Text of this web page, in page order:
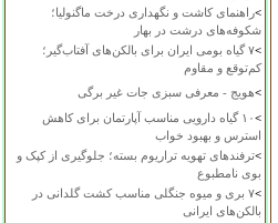
>راهنمای کاشت و نگهداری درخت ماگنولیا؛
شکوفه‌های درشت در بهار
>
۷ گیاه بومی ایران برای بالکن‌های آفتاب‌گیر؛
کم‌توقع و مقاوم
>هویج - معرفی سبزی جات غیر برگی
>
۱۰ گیاه دارویی مناسب آپارتمان برای کاهش
استرس و بهبود خواب
>ترفندهای تهویه تراریوم بسته؛ جلوگیری از کپک و
بوی نامطبوع
>
۷ بری و میوه جنگلی مناسب کشت گلدانی در
بالکن‌های ایرانی